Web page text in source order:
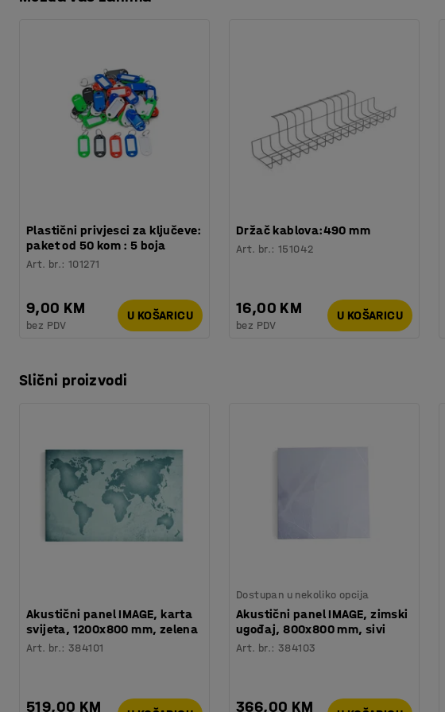
Procjena vremena: 15 Min
Plastični privjesci za ključeve:
paket od 50 kom : 5 boja
Art. br.:101271
9,00 KM
bez PDV
U KOŠARICU
Držač kablova:490 mm
Art. br.:151042
16,00 KM
bez PDV
U KOŠARICU
Slični proizvodi
Akustični panel IMAGE, karta
svijeta, 1200x800 mm, zelena
Art. br.:384101
519,00 KM
Dostupan u nekoliko opcija
Akustični panel IMAGE, zimski
ugođaj, 800x800 mm, sivi
Art. br.:384103
366,00 KM